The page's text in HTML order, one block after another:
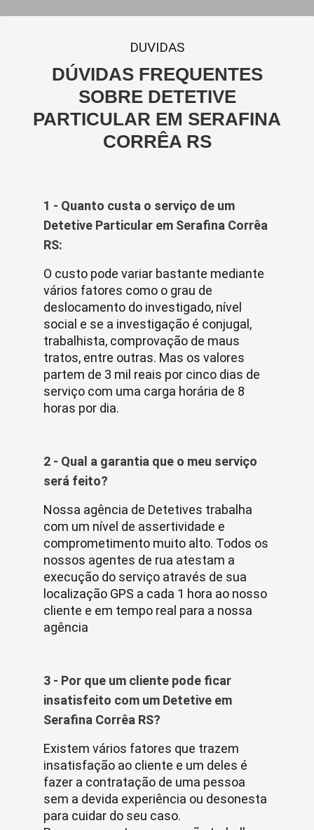
DUVIDAS
DÚVIDAS FREQUENTES
SOBRE DETETIVE
PARTICULAR EM SERAFINA
CORRÊA RS
1 - Quanto custa o serviço de um
Detetive Particular em Serafina Corrêa
RS:
O custo pode variar bastante mediante
vários fatores como o grau de
deslocamento do investigado, nível
social e se a investigação é conjugal,
trabalhista, comprovação de maus
tratos, entre outras. Mas os valores
partem de 3 mil reais por cinco dias de
serviço com uma carga horária de 8
horas por dia.
2 - Qual a garantia que o meu serviço
será feito?
Nossa agência de Detetives trabalha
com um nível de assertividade e
comprometimento muito alto. Todos os
nossos agentes de rua atestam a
execução do serviço através de sua
localização GPS a cada 1 hora ao nosso
cliente e em tempo real para a nossa
agência
3 - Por que um cliente pode ficar
insatisfeito com um Detetive em
Serafina Corrêa RS?
Existem vários fatores que trazem
insatisfação ao cliente e um deles é
fazer a contratação de uma pessoa
sem a devida experiência ou desonesta
para cuidar do seu caso.